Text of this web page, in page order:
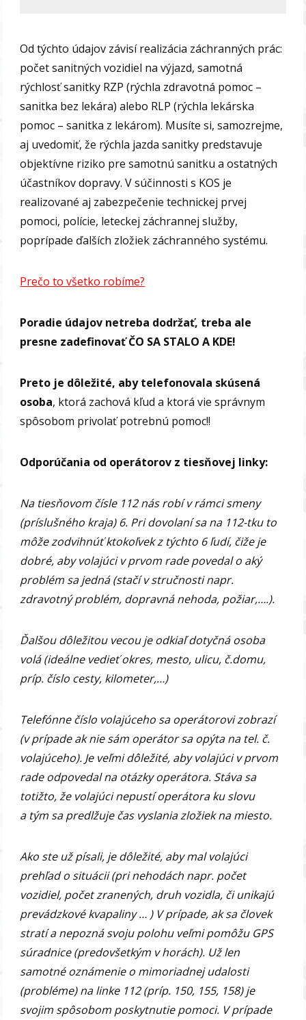
Od týchto údajov závisí realizácia záchranných prác:
počet sanitných vozidiel na výjazd, samotná
rýchlosť sanitky RZP (rýchla zdravotná pomoc –
sanitka bez lekára) alebo RLP (rýchla lekárska
pomoc – sanitka z lekárom). Musíte si, samozrejme,
aj uvedomiť, že rýchla jazda sanitky predstavuje
objektívne riziko pre samotnú sanitku a ostatných
účastníkov dopravy. V súčinnosti s KOS je
realizované aj zabezpečenie technickej prvej
pomoci, polície, leteckej záchrannej služby,
poprípade ďalších zložiek záchranného systému.
Prečo to všetko robíme?
Poradie údajov netreba dodržať, treba ale
presne zadefinovať ČO SA STALO A KDE!
Preto je dôležité, aby telefonovala skúsená
osoba, ktorá zachová kľud a ktorá vie správnym
spôsobom privolať potrebnú pomoc!!
Odporúčania od operátorov z tiesňovej linky:
Na tiesňovom čísle 112 nás robí v rámci smeny
(príslušného kraja) 6. Pri dovolaní sa na 112-tku to
môže zodvihnúť ktokoľvek z týchto 6 ľudí, čiže je
dobré, aby volajúci v prvom rade povedal o aký
problém sa jedná (stačí v stručnosti napr.
zdravotný problém, dopravná nehoda, požiar,….).
Ďalšou dôležitou vecou je odkiaľ dotyčná osoba
volá (ideálne vedieť okres, mesto, ulicu, č.domu,
príp. číslo cesty, kilometer,…)
Telefónne číslo volajúceho sa operátorovi zobrazí
(v prípade ak nie sám operátor sa opýta na tel. č.
volajúceho). Je veľmi dôležité, aby volajúci v prvom
rade odpovedal na otázky operátora. Stáva sa
totižto, že volajúci nepustí operátora ku slovu
a tým sa predlžuje čas vyslania zložiek na miesto.
Ako ste už písali, je dôležité, aby mal volajúci
prehľad o situácii (pri nehodách napr. počet
vozidiel, počet zranených, druh vozidla, či unikajú
prevádzkové kvapaliny … ) V prípade, ak sa človek
stratí a nepozná svoju polohu veľmi pomôžu GPS
súradnice (predovšetkým v horách). Už len
samotné oznámenie o mimoriadnej udalosti
(probléme) na linke 112 (príp. 150, 155, 158) je
svojim spôsobom poskytnutie pomoci. V prípade